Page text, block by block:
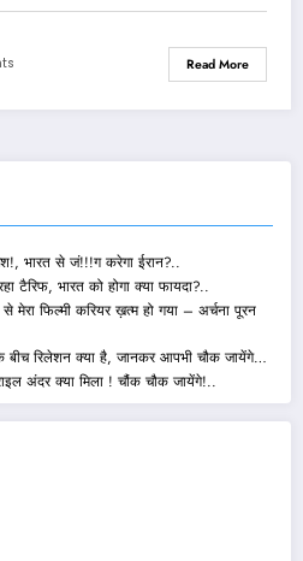
Read More
भारत से जं!!!ग करेगा ईरान?..
टैरिफ, भारत को होगा क्या फायदा?..
मेरा फिल्मी करियर ख़त्म हो गया – अर्चना पूरन
रिलेशन क्या है, जानकर आपभी चौक जायेंगे…
अंदर क्या मिला ! चौंक चौक जायेंगे!..